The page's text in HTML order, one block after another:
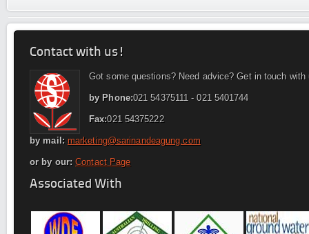
Contact with us!
Got some questions? Need advice? Get in touch with
by Phone:021 54375111 - 021 5401744
Fax:021 54375222
by mail: marketing@sarinandeagung.com
or by our: Contact Page
Associated With